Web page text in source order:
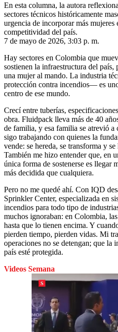
En esta columna, la autora
sectores técnicos históricamente
urgencia de incorporar más mujeres
competitividad del país.
7 de mayo de 2026, 3:03 p. m.
Hay sectores en Colombia que
sostienen la infraestructura del país,
una mujer al mando. La industria
protección contra incendios— es
centro de ese mundo.
Crecí entre tuberías,
obra. Fluidpack lleva más de 40
de familia, y esa familia se atrevió
sigo trabajando con quienes la
vende: se hereda, se transforma y
También me hizo entender que, en
única forma de sostenerse es llegar
más decidida que cualquiera.
Pero no me quedé ahí. Con IQD
Sprinkler Center, especializada en
incendios para todo tipo de
muchos ignoraban: en Colombia,
hasta que lo tienen encima. Y
pierden tiempo, pierden vidas. Mi
operaciones no se detengan; que la
país esté protegida.
Videos Semana